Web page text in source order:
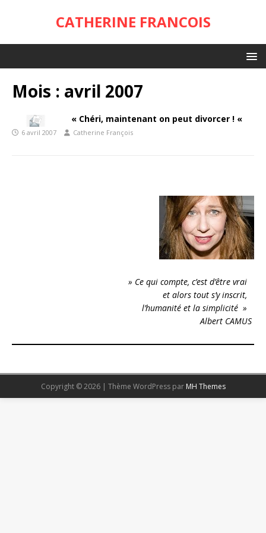
CATHERINE FRANCOIS
Mois : avril 2007
« Chéri, maintenant on peut divorcer ! «
6 avril 2007 Catherine François
» Ce qui compte, c’est d’être vrai
et alors tout s’y inscrit,
l’humanité et la simplicité »
Albert CAMUS
Copyright © 2026 | Thème WordPress par MH Themes